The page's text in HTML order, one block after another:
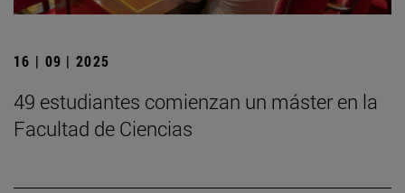
16 | 09 | 2025
49 estudiantes comienzan un máster en la
Facultad de Ciencias